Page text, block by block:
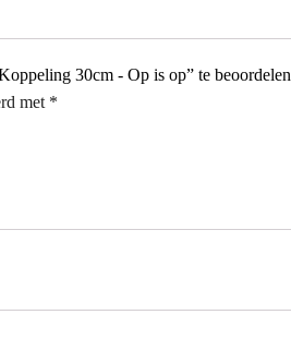
30cm - Op is op” te beoordelen
met *